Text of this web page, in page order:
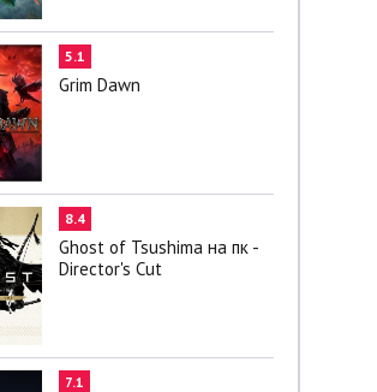
5.1
Grim Dawn
8.4
Ghost of Tsushima на пк -
Director's Cut
7.1